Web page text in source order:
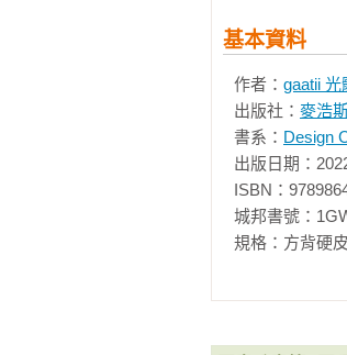
Playing BODY
《一扯全世界
EXPO 2023 的
핸드메이커
Das Kapital ist
아두이노로 레
별의별쇼룸 반
三山的字體設計
基本資料
作者： gaatii 光
出版社： 麥浩
書系： Design
出版日期：
ISBN：
城邦書號：
規格：方背